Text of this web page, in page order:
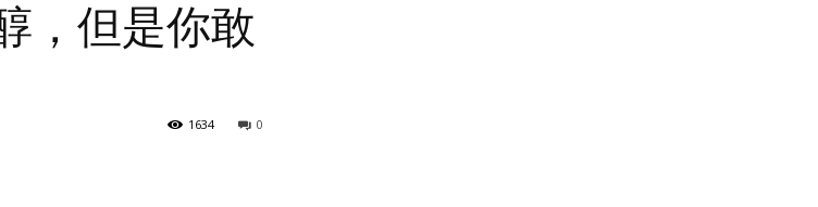
，但是你敢
0
1634